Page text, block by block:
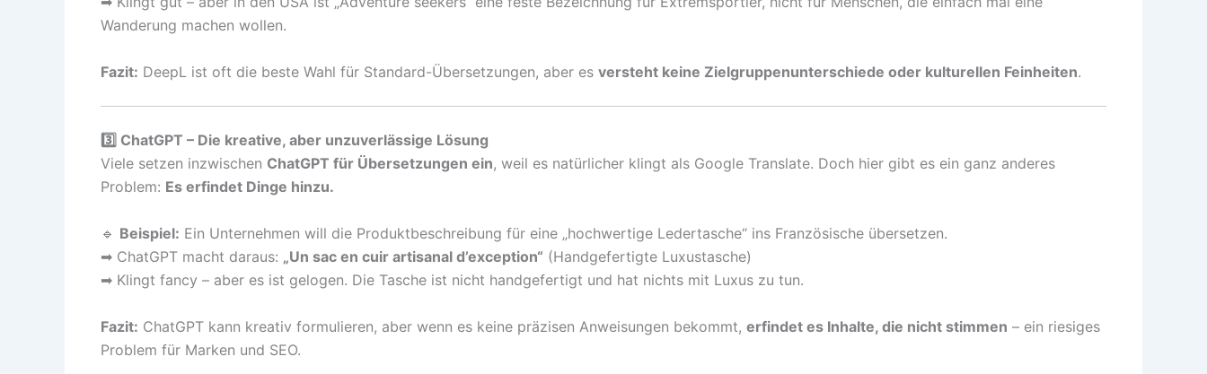
Wanderung machen wollen.
Fazit: DeepL ist oft die beste Wahl für Standard-Übersetzungen, aber es versteht keine Zielgruppenunterschiede oder kulturellen Feinheiten.
3️⃣ ChatGPT – Die kreative, aber unzuverlässige Lösung
Viele setzen inzwischen ChatGPT für Übersetzungen ein, weil es natürlicher klingt als Google Translate. Doch hier gibt es ein ganz anderes
Problem: Es erfindet Dinge hinzu.
🔹 Beispiel: Ein Unternehmen will die Produktbeschreibung für eine „hochwertige Ledertasche“ ins Französische übersetzen.
➡ ChatGPT macht daraus: „Un sac en cuir artisanal d’exception“ (Handgefertigte Luxustasche)
➡ Klingt fancy – aber es ist gelogen. Die Tasche ist nicht handgefertigt und hat nichts mit Luxus zu tun.
Fazit: ChatGPT kann kreativ formulieren, aber wenn es keine präzisen Anweisungen bekommt, erfindet es Inhalte, die nicht stimmen – ein riesiges
Problem für Marken und SEO.